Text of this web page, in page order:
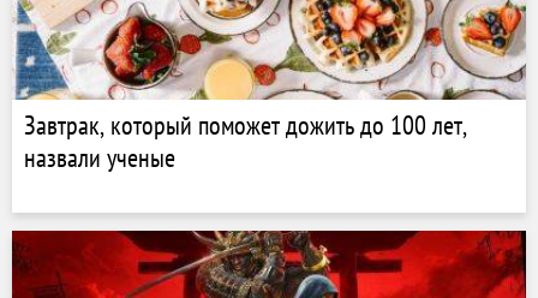
Завтрак, который поможет дожить до 100 лет,
назвали ученые